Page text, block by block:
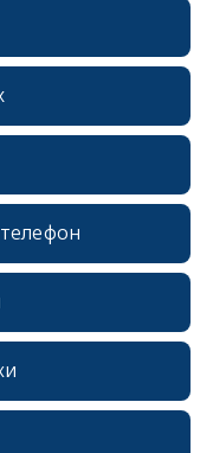
erid: 2SDnjcrDNw6